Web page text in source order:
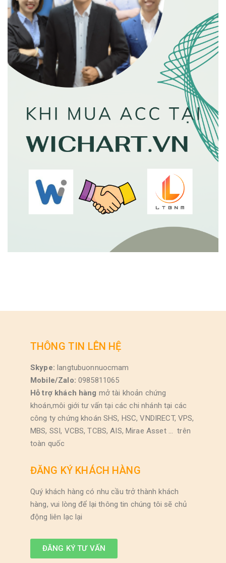
THÔNG TIN LÊN HỆ
Skype: langtubuonnuocmam
Mobile/Zalo: 0985811065
Hỗ trợ khách hàng mở tài khoản chứng
khoán,môi giới tư vấn tại các chi nhánh tại các
công ty chứng khoán SHS, HSC, VNDIRECT, VPS,
MBS, SSI, VCBS, TCBS, AIS, Mirae Asset … trên
toàn quốc
ĐĂNG KÝ KHÁCH HÀNG
Quý khách hàng có nhu cầu trở thành khách
hàng, vui lòng để lại thông tin chúng tôi sẽ chủ
động liên lạc lại
ĐĂNG KÝ TƯ VẤN